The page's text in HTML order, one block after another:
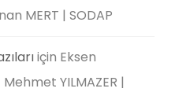
MERT | SODAP
için Eksen
YILMAZER |